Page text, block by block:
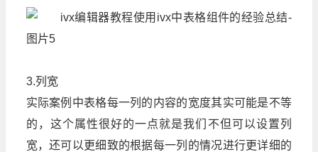
3.列宽
实际案例中表格每一列的内容的宽度其实可能是不等
的，这个属性很好的一点就是我们不但可以设置列
宽，还可以更细致的根据每一列的情况进行更详细的